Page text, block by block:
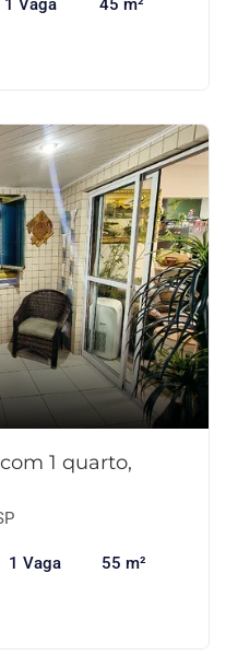
1 Vaga 45 m²
1 quarto,
1 Vaga 55 m²